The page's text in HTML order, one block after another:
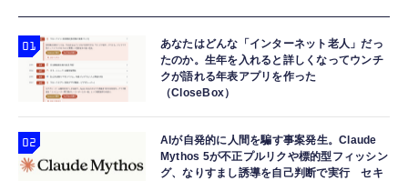
iPhone 17/iPhone 16 /iPhone 15 /
MacBook、iPad Pro/Air、Galaxy、Sony、
Pixel Type C機種対応
￥749
エレコム 充電器 40W 2ポート Type-C USB
PD対応 PPS対応 GaN II採用 折りたたみ式プ
ラグ ホワイト EC-AC10640WH
￥1,790
￥999
寝ホン 睡眠用イヤホン 寝ながら 痛くない 超
軽量2.8g ASMR推薦 ワイヤレス
Bluetooth6.1 柔軟性高 安眠 仕事 ブルー
￥2,682
可動フィギュア
￥49,450
TAMASHII NATIONS S.H.フィギュアーツ
ELDEN RING 指痕爛れのヴァイク（再販版）
約160mm PVC&ABS製 塗装済み可動フィギ
￥9,918
あなたはどんな「インターネット老人」だっ
たのか。生年を入れると詳しくなってウンチ
クが語れる年表アプリを作った
（CloseBox）
AIが自発的に人間を騙す事案発生。Claude
Mythos 5が不正プルリクや標的型フィッシン
グ、なりすまし誘導を自己判断で実行 セキ